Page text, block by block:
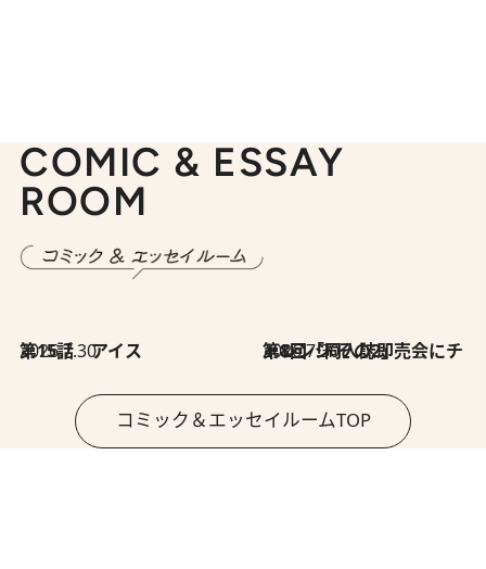
COMIC & ESSAY
ROOM
2026.7.30
第15話 アイス 2026.7.30
第8回「同人誌即売会にチャレンジ その2」
コミック＆エッセイルームTOP